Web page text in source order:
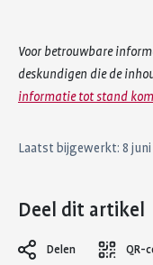
Voor betrouwbare
deskundigen die de
informatie tot stand
Laatst bijgewerkt: 8
Deel dit artikel
Delen QR-